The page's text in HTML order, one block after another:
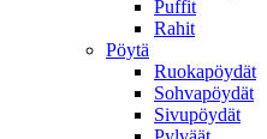
Puffit
Rahit
Pöytä
Ruokapöydät
Sohvapöydät
Sivupöydät